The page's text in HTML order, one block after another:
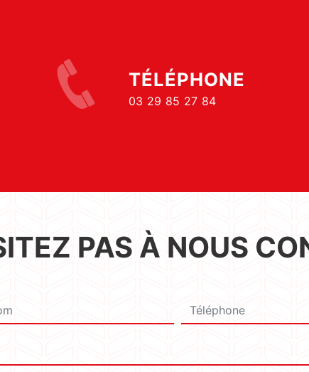
TÉLÉPHONE
03 29 85 27 84
PAS À NOUS